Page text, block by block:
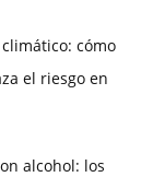
cómo
el riesgo en
alcohol: los